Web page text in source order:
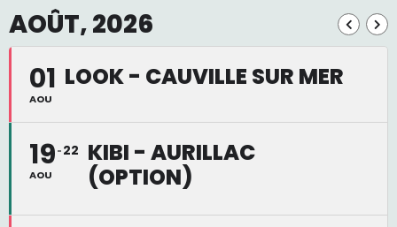
AOÛT, 2026
01
AOU
LOOK - CAUVILLE SUR MER
19
AOU
22 KIBI - AURILLAC
(OPTION)